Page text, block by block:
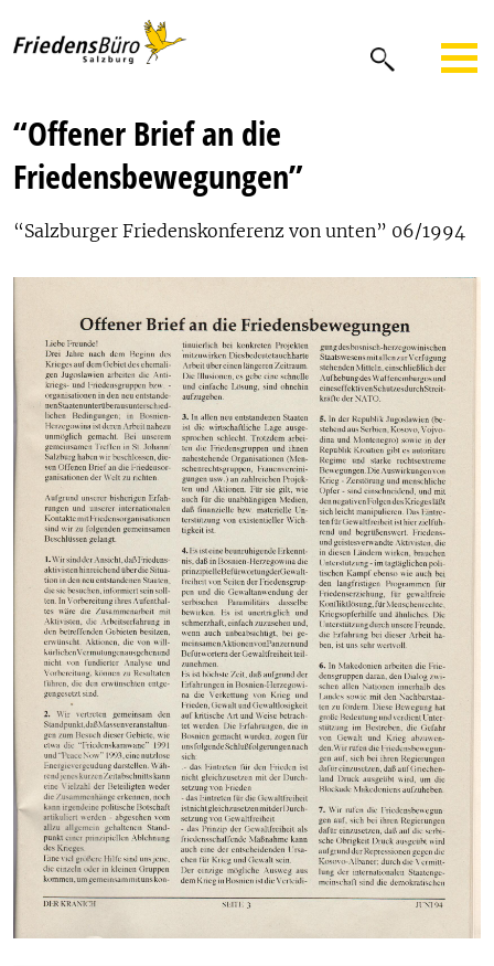
“Offener Brief an die
Friedensbewegungen”
“Salzburger Friedenskonferenz von unten” 06/1994